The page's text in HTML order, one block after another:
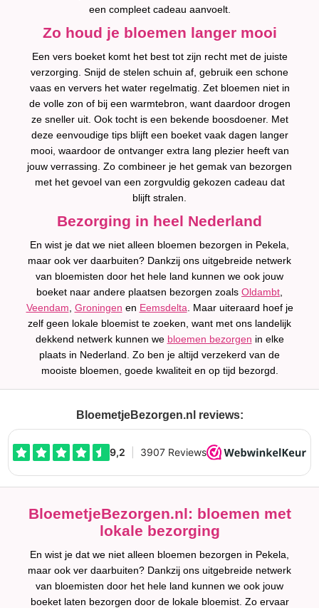
een compleet cadeau aanvoelt.
Zo houd je bloemen langer mooi
Een vers boeket komt het best tot zijn recht met de juiste
verzorging. Snijd de stelen schuin af, gebruik een schone
vaas en ververs het water regelmatig. Zet bloemen niet in
de volle zon of bij een warmtebron, want daardoor drogen
ze sneller uit. Ook tocht is een bekende boosdoener. Met
deze eenvoudige tips blijft een boeket vaak dagen langer
mooi, waardoor de ontvanger extra lang plezier heeft van
jouw verrassing. Zo combineer je het gemak van bezorgen
met het gevoel van een zorgvuldig gekozen cadeau dat
blijft stralen.
Bezorging in heel Nederland
En wist je dat we niet alleen bloemen bezorgen in Pekela,
maar ook ver daarbuiten? Dankzij ons uitgebreide netwerk
van bloemisten door het hele land kunnen we ook jouw
boeket naar andere plaatsen bezorgen zoals Oldambt
Veendam Groningen en Eemsdelta . Maar uiteraard hoef je
zelf geen lokale bloemist te zoeken, want met ons landelijk
dekkend netwerk kunnen we bloemen bezorgen in elke
plaats in Nederland. Zo ben je altijd verzekerd van de
mooiste bloemen, goede kwaliteit en op tijd bezorgd.
BloemetjeBezorgen.nl reviews:
BloemetjeBezorgen.nl: bloemen met
lokale bezorging
En wist je dat we niet alleen bloemen bezorgen in Pekela,
maar ook ver daarbuiten? Dankzij ons uitgebreide netwerk
van bloemisten door het hele land kunnen we ook jouw
boeket laten bezorgen door de lokale bloemist. Zo ervaar